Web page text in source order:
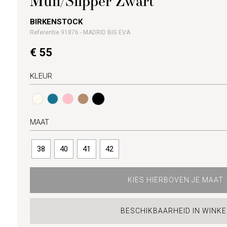
BIRKENSTOCK
Referentie 91876 - MADRID BIG EVA
€ 55
KLEUR
MAAT
38 40 41 42
KIES HIERBOVEN JE MAAT
BESCHIKBAARHEID IN